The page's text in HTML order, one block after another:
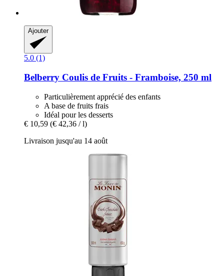
Ajouter
5.0 (1)
Belberry Coulis de Fruits -​ Framboise, 250 ml
Particulièrement apprécié des enfants
A base de fruits frais
Idéal pour les desserts
€ 10,59 (€ 42,36 / l)
Livraison jusqu'au 14 août